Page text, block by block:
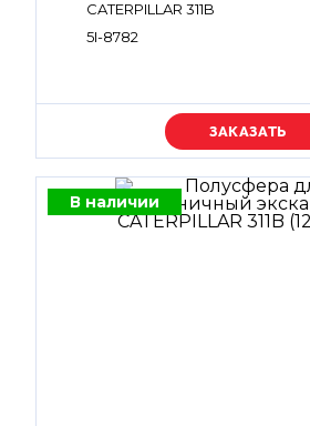
CATERPILLAR 311B
5I-8782
Уточняйте цену
В наличии